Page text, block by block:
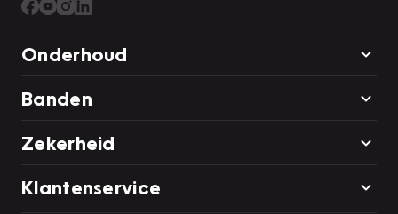
Onderhoud
Banden
Zekerheid
Klantenservice